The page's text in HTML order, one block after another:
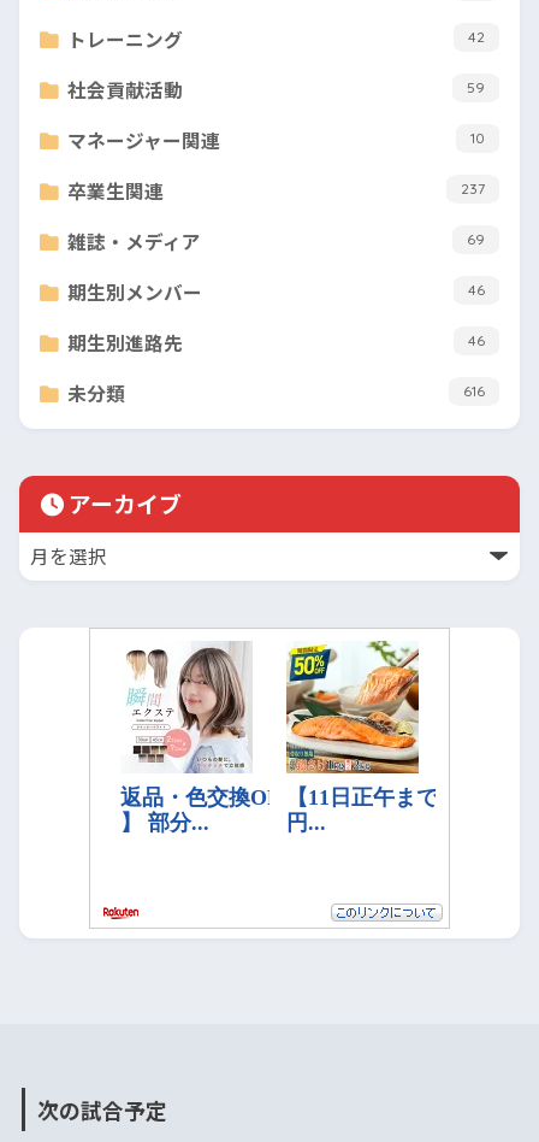
トレーニング 42
社会貢献活動 59
マネージャー関連 10
卒業生関連 237
雑誌・メディア 69
期生別メンバー 46
期生別進路先 46
未分類 616
アーカイブ
次の試合予定